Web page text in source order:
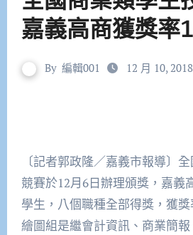
嘉義高商獲獎率
By 編輯001 12 月 10, 2018
〔記者郭政隆／嘉義市報導〕
競賽於12月6日辦理頒獎，嘉義
學生，八個職種全部得獎，獲
繪圖組是繼會計資訊、商業簡